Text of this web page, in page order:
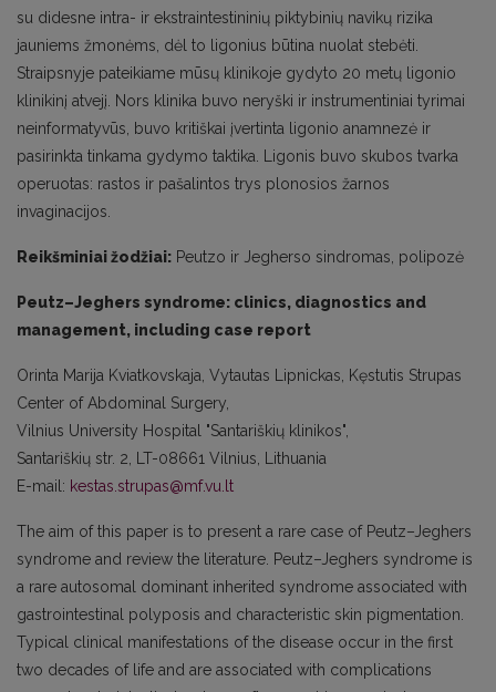
su didesne intra- ir ekstraintestininių piktybinių navikų rizika
jauniems žmonėms, dėl to ligonius būtina nuolat stebėti.
Straipsnyje pateikiame mūsų klinikoje gydyto 20 metų ligonio
klinikinį atvejį. Nors klinika buvo neryški ir instrumentiniai tyrimai
neinformatyvūs, buvo kritiškai įvertinta ligonio anamnezė ir
pasirinkta tinkama gydymo taktika. Ligonis buvo skubos tvarka
operuotas: rastos ir pašalintos trys plonosios žarnos
invaginacijos.
Reikšminiai žodžiai: Peutzo ir Jegherso sindromas, polipozė
Peutz–Jeghers syndrome: clinics, diagnostics and
management, including case report
Orinta Marija Kviatkovskaja, Vytautas Lipnickas, Kęstutis Strupas
Center of Abdominal Surgery,
Vilnius University Hospital "Santariškių klinikos",
Santariškių str. 2, LT-08661 Vilnius, Lithuania
E-mail: kestas.strupas@mf.vu.lt
The aim of this paper is to present a rare case of Peutz–Jeghers
syndrome and review the literature. Peutz–Jeghers syndrome is
a rare autosomal dominant inherited syndrome associated with
gastrointestinal polyposis and characteristic skin pigmentation.
Typical clinical manifestations of the disease occur in the first
two decades of life and are associated with complications